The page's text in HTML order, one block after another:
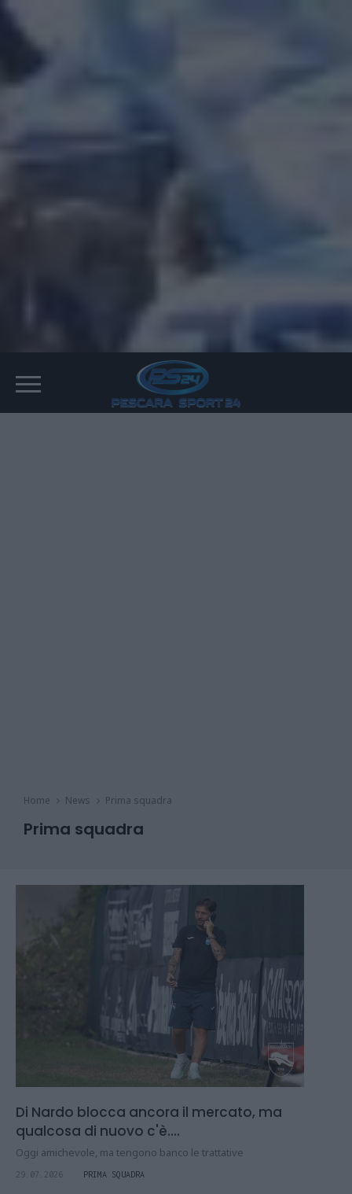
Home News Prima squadra
Prima squadra
Di Nardo blocca ancora il mercato, ma
qualcosa di nuovo c'è....
Oggi amichevole, ma tengono banco le trattative
29.07.2026 PRIMA SQUADRA